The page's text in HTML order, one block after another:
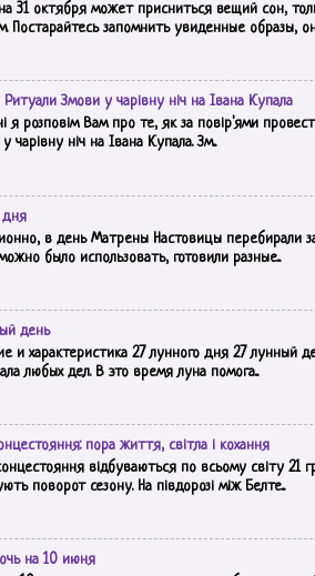
31 октября может присниться вещий сон,
Постарайтесь запомнить увиденные образы,
Змови у чарівну ніч на Івана Купала
я розповім Вам про те, як за повір'ями
чарівну ніч на Івана Купала. Зм...
дня
в день Матрены Настовицы перебирали
было использовать, готовили разные...
день
и характеристика 27 лунного дня 27 лунный
любых дел. В это время луна помога...
пора життя, світла і кохання
відбуваються по всьому світу 21
поворот сезону. На півдорозі між Белте...
на 10 июня